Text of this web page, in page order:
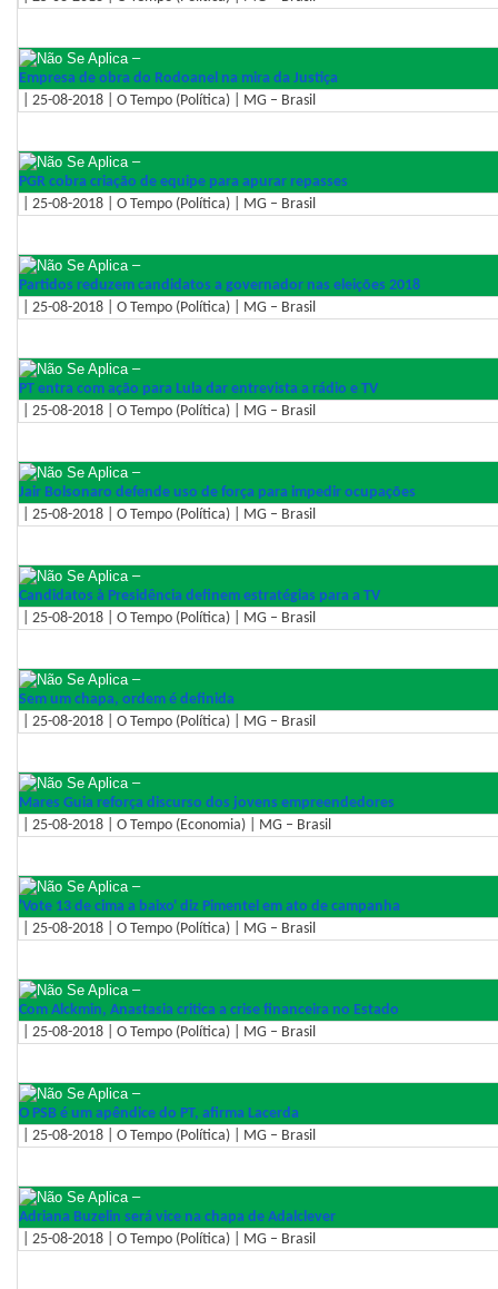
–
Empresa de obra do Rodoanel na mira da Justiça
| 25-08-2018 | O Tempo (Política) | MG – Brasil
–
PGR cobra criação de equipe para apurar repasses
| 25-08-2018 | O Tempo (Política) | MG – Brasil
–
Partidos reduzem candidatos a governador nas eleições 2018
| 25-08-2018 | O Tempo (Política) | MG – Brasil
–
PT entra com ação para Lula dar entrevista a rádio e TV
| 25-08-2018 | O Tempo (Política) | MG – Brasil
–
Jair Bolsonaro defende uso de força para impedir ocupações
| 25-08-2018 | O Tempo (Política) | MG – Brasil
–
Candidatos à Presidência definem estratégias para a TV
| 25-08-2018 | O Tempo (Política) | MG – Brasil
–
Sem um chapa, ordem é definida
| 25-08-2018 | O Tempo (Política) | MG – Brasil
–
Mares Guia reforça discurso dos jovens empreendedores
| 25-08-2018 | O Tempo (Economia) | MG – Brasil
–
'Vote 13 de cima a baixo' diz Pimentel em ato de campanha
| 25-08-2018 | O Tempo (Política) | MG – Brasil
–
Com Alckmin, Anastasia critica a crise financeira no Estado
| 25-08-2018 | O Tempo (Política) | MG – Brasil
–
O PSB é um apêndice do PT, afirma Lacerda
| 25-08-2018 | O Tempo (Política) | MG – Brasil
–
Adriana Buzelin será vice na chapa de Adalclever
| 25-08-2018 | O Tempo (Política) | MG – Brasil